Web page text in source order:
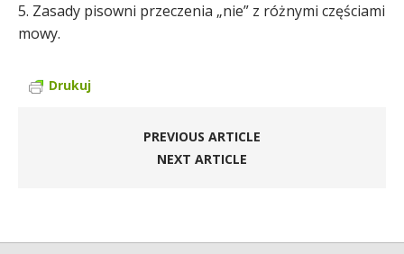
5. Zasady pisowni przeczenia „nie” z różnymi częściami
mowy.
Drukuj
PREVIOUS ARTICLE
NEXT ARTICLE